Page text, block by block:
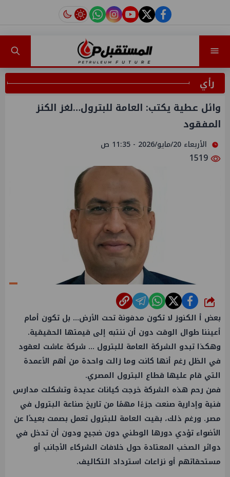
facebook
twitter
youtube
instagram
tiktok
رأي
وائل عطية يكتب: العامة للبترول…لغز الكنز
المفقود
الأربعاء 20/مايو/2026 - 11:35 ص
شارك
بعض أ الكنوز لا تكون مدفونة تحت الأرض… بل تكون أمام
أعيننا طوال الوقت دون أن ننتبه إلى قيمتها الحقيقية.
وهكذا تبدو الشركة العامة للبترول ... شركة عاشت لعقود
في الظل رغم أنها كانت وما زالت واحدة من أهم الأعمدة
التي قام عليها قطاع البترول المصري.
فمن رحم هذه الشركة خرجت كيانات عديدة وتشكلت مدارس
فنية وإدارية صنعت جزءًا مهمًا من تاريخ صناعة البترول في
مصر. ورغم ذلك، بقيت العامة للبترول تعمل بصمت بعيدًا عن
الأضواء تؤدي دورها الوطني دون ضجيج ودون أن تدخل في
دوائر الصخب المعتادة حول خلافات الشركاء الأجانب أو
مستحقاتهم أو نزاعات استرداد التكاليف.